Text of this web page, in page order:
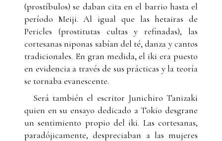
(prostíbulos) se daban cita en el barrio hasta el
período Meiji. Al igual que las hetairas de
Pericles (prostitutas cultas y refinadas), las
cortesanas niponas sabían del té, danza y cantos
tradicionales. En gran medida, el iki era puesto
en evidencia a través de sus prácticas y la teoría
se tornaba evanescente.
Será también el escritor Junichiro Tanizaki
quien en su ensayo dedicado a Tokio desgrane
un sentimiento propio del iki. Las cortesanas,
paradójicamente, despreciaban a las mujeres